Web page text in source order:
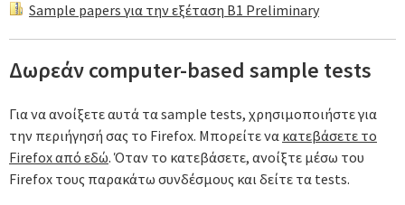
Sample papers για την εξέταση B1 Preliminary
Δωρεάν computer-based sample tests
Για να ανοίξετε αυτά τα sample tests, χρησιμοποιήστε για
την περιήγησή σας το Firefox. Μπορείτε να κατεβάσετε το
Firefox από εδώ. Όταν το κατεβάσετε, ανοίξτε μέσω του
Firefox τους παρακάτω συνδέσμους και δείτε τα tests.